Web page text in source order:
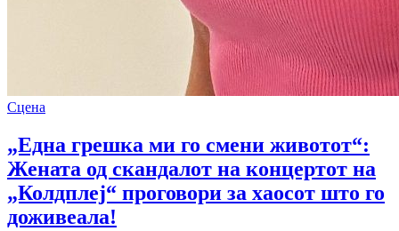
Сцена
„Една грешка ми го смени животот“:
Жената од скандалот на концертот на
„Колдплеј“ проговори за хаосот што го
доживеала!